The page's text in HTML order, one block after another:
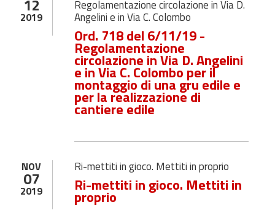
12
2019
Regolamentazione circolazione in Via D.
Angelini e in Via C. Colombo
Ord. 718 del 6/11/19 -
Regolamentazione
circolazione in Via D. Angelini
e in Via C. Colombo per il
montaggio di una gru edile e
per la realizzazione di
cantiere edile
NOV
07
2019
Ri-mettiti in gioco. Mettiti in proprio
Ri-mettiti in gioco. Mettiti in
proprio